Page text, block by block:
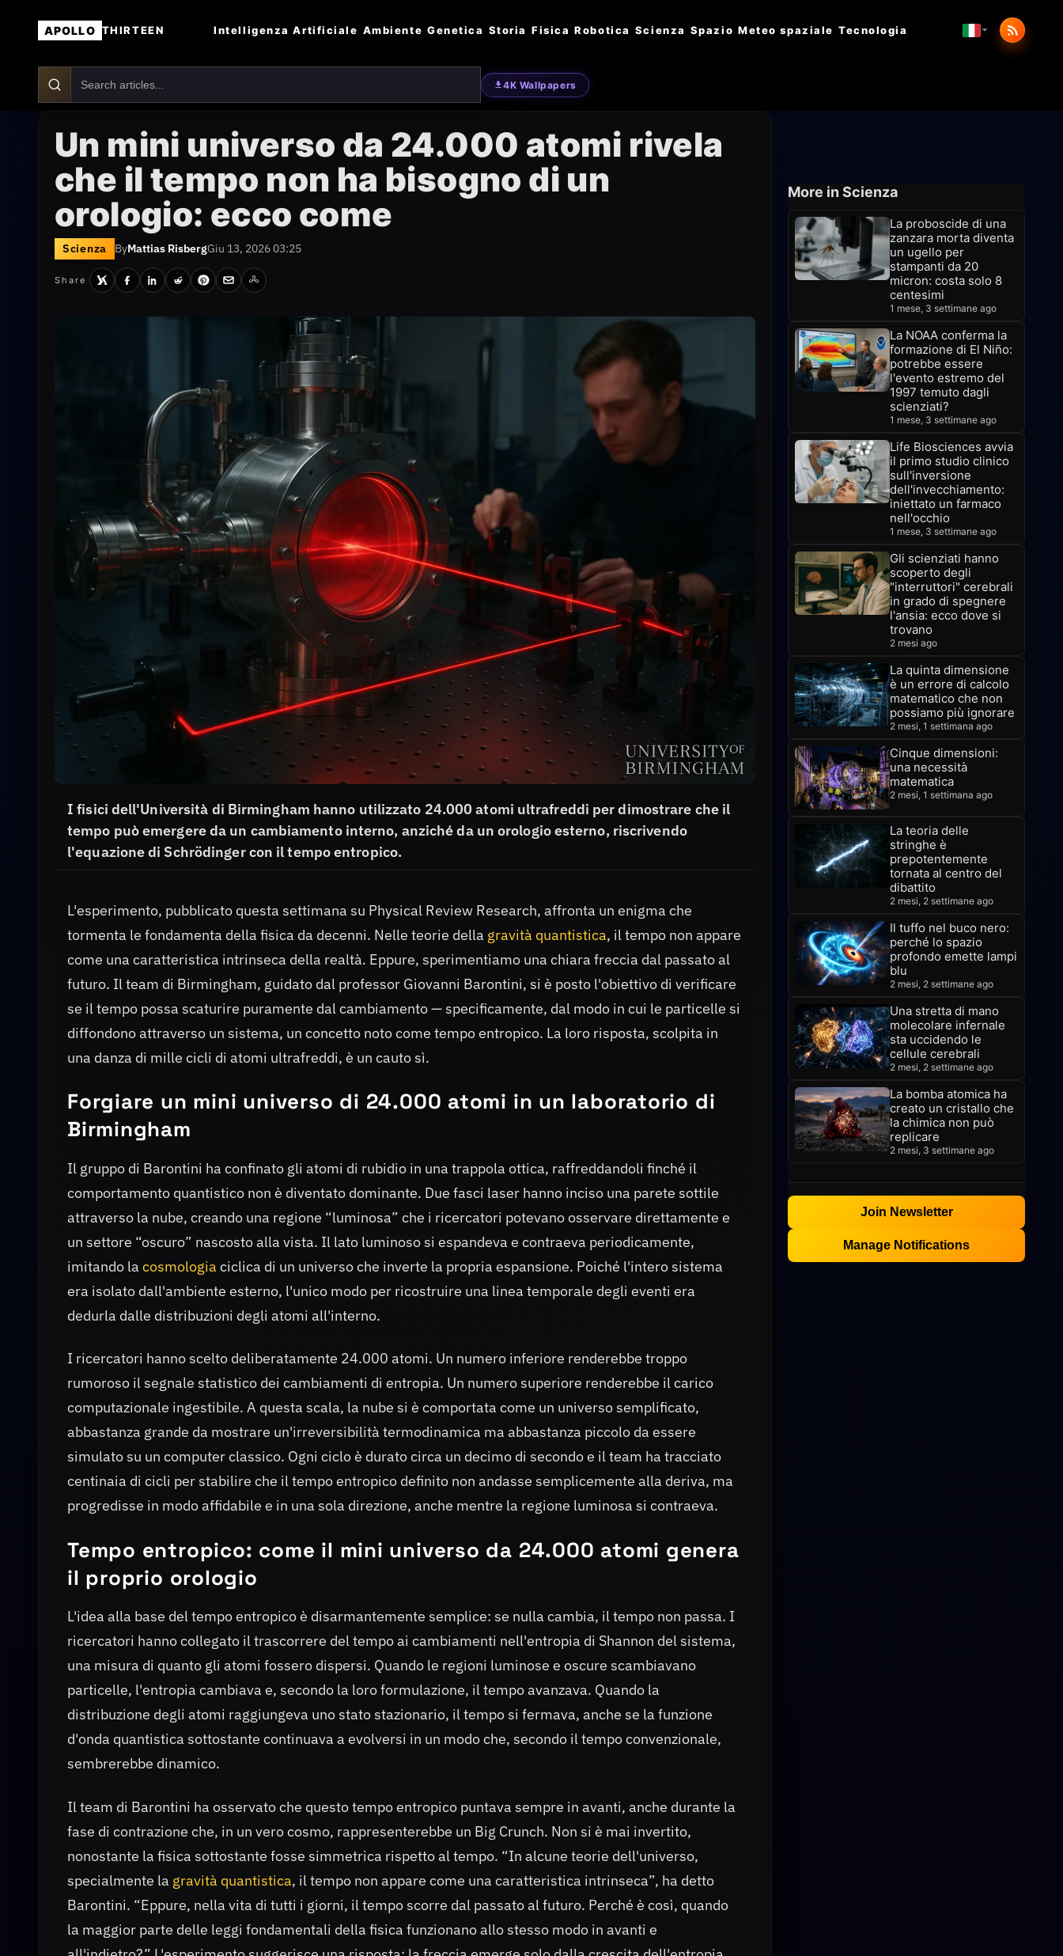
APOLLO THIRTEEN Intelligenza Artificiale Ambiente Genetica Storia Fisica Robotica Scienza Spazio Meteo spaziale Tecnologia
4K Wallpapers
Un mini universo da 24.000 atomi rivela
che il tempo non ha bisogno di un
orologio: ecco come
Scienza ByMattias RisbergGiu 13, 2026 03:25
Share
I fisici dell'Università di Birmingham hanno utilizzato 24.000 atomi ultrafreddi per dimostrare che il
tempo può emergere da un cambiamento interno, anziché da un orologio esterno, riscrivendo
l'equazione di Schrödinger con il tempo entropico.
L'esperimento, pubblicato questa settimana su Physical Review Research, affronta un enigma che
tormenta le fondamenta della fisica da decenni. Nelle teorie della gravità quantistica, il tempo non appare
come una caratteristica intrinseca della realtà. Eppure, sperimentiamo una chiara freccia dal passato al
futuro. Il team di Birmingham, guidato dal professor Giovanni Barontini, si è posto l'obiettivo di verificare
se il tempo possa scaturire puramente dal cambiamento — specificamente, dal modo in cui le particelle si
diffondono attraverso un sistema, un concetto noto come tempo entropico. La loro risposta, scolpita in
una danza di mille cicli di atomi ultrafreddi, è un cauto sì.
Forgiare un mini universo di 24.000 atomi in un laboratorio di
Birmingham
Il gruppo di Barontini ha confinato gli atomi di rubidio in una trappola ottica, raffreddandoli finché il
comportamento quantistico non è diventato dominante. Due fasci laser hanno inciso una parete sottile
attraverso la nube, creando una regione “luminosa” che i ricercatori potevano osservare direttamente e
un settore “oscuro” nascosto alla vista. Il lato luminoso si espandeva e contraeva periodicamente,
imitando la cosmologia ciclica di un universo che inverte la propria espansione. Poiché l'intero sistema
era isolato dall'ambiente esterno, l'unico modo per ricostruire una linea temporale degli eventi era
dedurla dalle distribuzioni degli atomi all'interno.
I ricercatori hanno scelto deliberatamente 24.000 atomi. Un numero inferiore renderebbe troppo
rumoroso il segnale statistico dei cambiamenti di entropia. Un numero superiore renderebbe il carico
computazionale ingestibile. A questa scala, la nube si è comportata come un universo semplificato,
abbastanza grande da mostrare un'irreversibilità termodinamica ma abbastanza piccolo da essere
simulato su un computer classico. Ogni ciclo è durato circa un decimo di secondo e il team ha tracciato
centinaia di cicli per stabilire che il tempo entropico definito non andasse semplicemente alla deriva, ma
progredisse in modo affidabile e in una sola direzione, anche mentre la regione luminosa si contraeva.
Tempo entropico: come il mini universo da 24.000 atomi genera
il proprio orologio
L'idea alla base del tempo entropico è disarmantemente semplice: se nulla cambia, il tempo non passa. I
ricercatori hanno collegato il trascorrere del tempo ai cambiamenti nell'entropia di Shannon del sistema,
una misura di quanto gli atomi fossero dispersi. Quando le regioni luminose e oscure scambiavano
particelle, l'entropia cambiava e, secondo la loro formulazione, il tempo avanzava. Quando la
distribuzione degli atomi raggiungeva uno stato stazionario, il tempo si fermava, anche se la funzione
d'onda quantistica sottostante continuava a evolversi in un modo che, secondo il tempo convenzionale,
sembrerebbe dinamico.
Il team di Barontini ha osservato che questo tempo entropico puntava sempre in avanti, anche durante la
fase di contrazione che, in un vero cosmo, rappresenterebbe un Big Crunch. Non si è mai invertito,
nonostante la fisica sottostante fosse simmetrica rispetto al tempo. “In alcune teorie dell'universo,
specialmente la gravità quantistica, il tempo non appare come una caratteristica intrinseca”, ha detto
Barontini. “Eppure, nella vita di tutti i giorni, il tempo scorre dal passato al futuro. Perché è così, quando
la maggior parte delle leggi fondamentali della fisica funzionano allo stesso modo in avanti e
More in Scienza
La proboscide di una
zanzara morta diventa
un ugello per
stampanti da 20
micron: costa solo 8
centesimi
1 mese, 3 settimane ago
La NOAA conferma la
formazione di El Niño:
potrebbe essere
l'evento estremo del
1997 temuto dagli
scienziati?
1 mese, 3 settimane ago
Life Biosciences avvia
il primo studio clinico
sull'inversione
dell'invecchiamento:
iniettato un farmaco
nell'occhio
1 mese, 3 settimane ago
Gli scienziati hanno
scoperto degli
"interruttori" cerebrali
in grado di spegnere
l'ansia: ecco dove si
trovano
2 mesi ago
La quinta dimensione
è un errore di calcolo
matematico che non
possiamo più ignorare
2 mesi, 1 settimana ago
Cinque dimensioni:
una necessità
matematica
2 mesi, 1 settimana ago
La teoria delle
stringhe è
prepotentemente
tornata al centro del
dibattito
2 mesi, 2 settimane ago
Il tuffo nel buco nero:
perché lo spazio
profondo emette lampi
blu
2 mesi, 2 settimane ago
Una stretta di mano
molecolare infernale
sta uccidendo le
cellule cerebrali
2 mesi, 2 settimane ago
La bomba atomica ha
creato un cristallo che
la chimica non può
replicare
2 mesi, 3 settimane ago
Join Newsletter
Manage Notifications